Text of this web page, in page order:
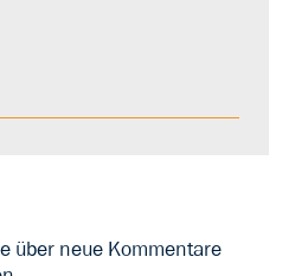
über neue Kommentare